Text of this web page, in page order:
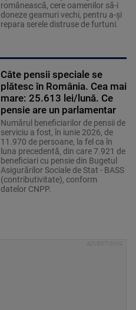
românească, cere oamenilor să-i
doneze geamuri vechi, pentru a-și
repara serele distruse de furtuni.
Câte pensii speciale se
plătesc în România. Cea mai
mare: 25.613 lei/lună. Ce
pensie are un parlamentar
Numărul beneficiarilor de pensii de
serviciu a fost, în iunie 2026, de
11.970 de persoane, la fel ca în
luna precedentă, din care 7.921 de
beneficiari cu pensie din Bugetul
Asigurărilor Sociale de Stat - BASS
(contributivitate), conform
datelor CNPP.